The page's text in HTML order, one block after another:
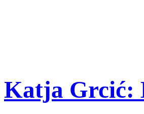
Katja Grcić: